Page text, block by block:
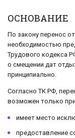
ОСНОВАНИЕ
По закону перенос
необходимостью
Трудового кодекса
о смещении дат
принципиально.
Согласно ТК РФ,
возможен только
имеет место
предоставление